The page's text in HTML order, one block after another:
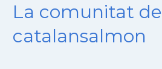
La comunitat de
catalansalmon